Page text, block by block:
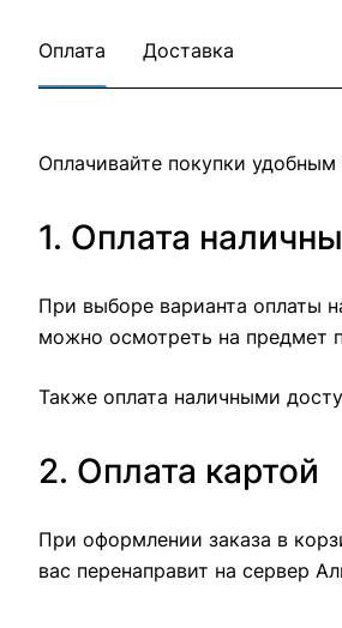
Оплата Доставка
Оплачивайте покупки
1. Оплата
При выборе варианта оплаты
можно осмотреть на предмет
Также оплата наличными
2. Оплата картой
При оформлении заказа в
вас перенаправит на сервер